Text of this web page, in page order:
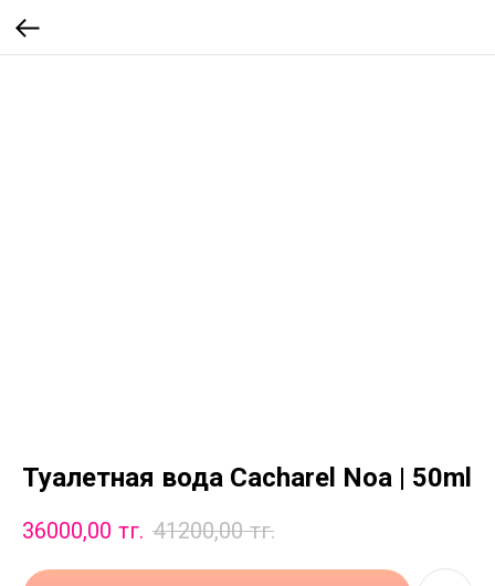
Туалетная вода Cacharel Noa | 50ml
36000,00 тг. 41200,00 тг.